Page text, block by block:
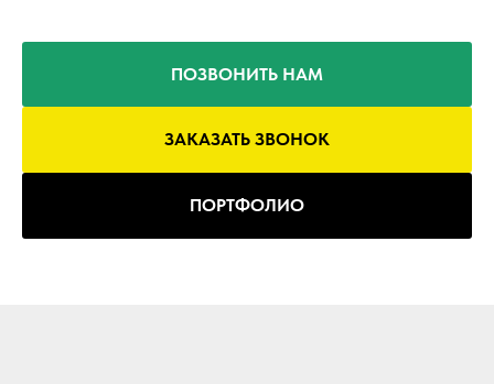
ПОЗВОНИТЬ НАМ
ЗАКАЗАТЬ ЗВОНОК
ПОРТФОЛИО